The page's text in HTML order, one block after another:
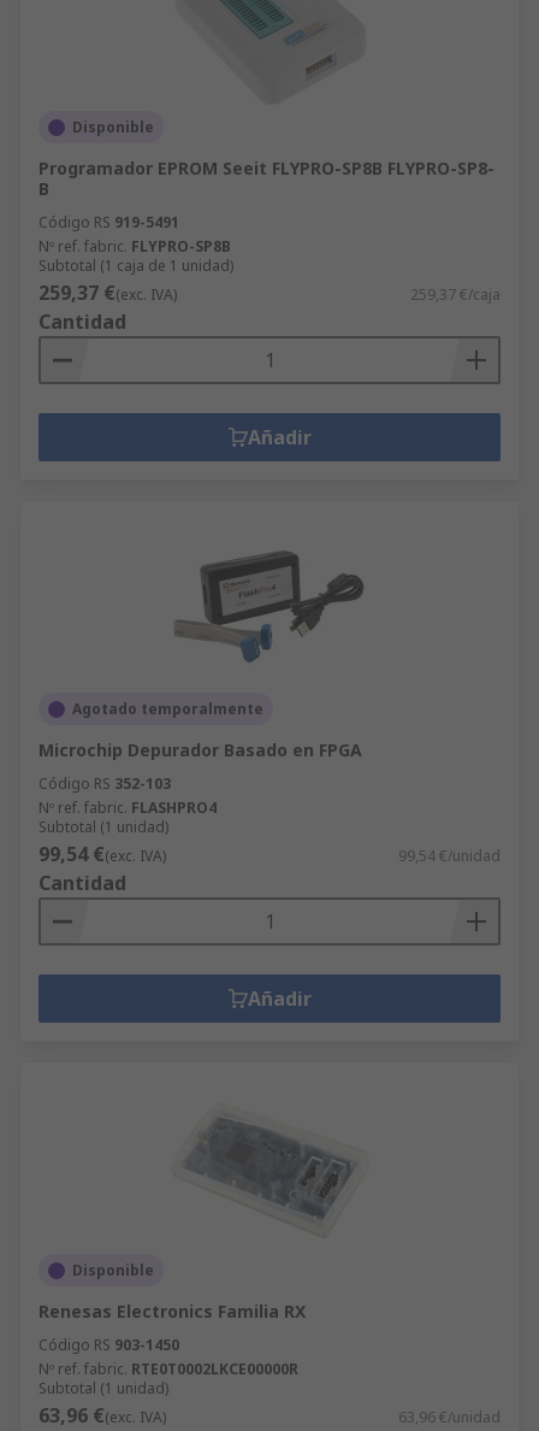
Disponible
Programador EPROM Seeit FLYPRO-SP8B FLYPRO-SP8-
B
Código RS 919-5491
Nº ref. fabric. FLYPRO-SP8B
Subtotal (1 caja de 1 unidad)
259,37 €(exc. IVA) 259,37 €/caja
Cantidad
Añadir
Agotado temporalmente
Microchip Depurador Basado en FPGA
Código RS 352-103
Nº ref. fabric. FLASHPRO4
Subtotal (1 unidad)
99,54 €(exc. IVA) 99,54 €/unidad
Cantidad
Añadir
Disponible
Renesas Electronics Familia RX
Código RS 903-1450
Nº ref. fabric. RTE0T0002LKCE00000R
Subtotal (1 unidad)
63,96 €(exc. IVA) 63,96 €/unidad